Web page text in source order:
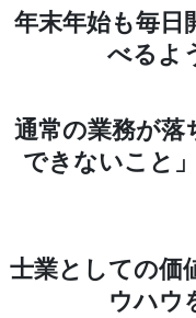
年末年始も毎日
べるよ
通常の業務が落
できないこと
士業としての価
ウハウ